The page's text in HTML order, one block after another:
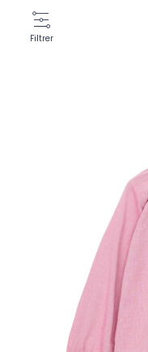
Filtrer